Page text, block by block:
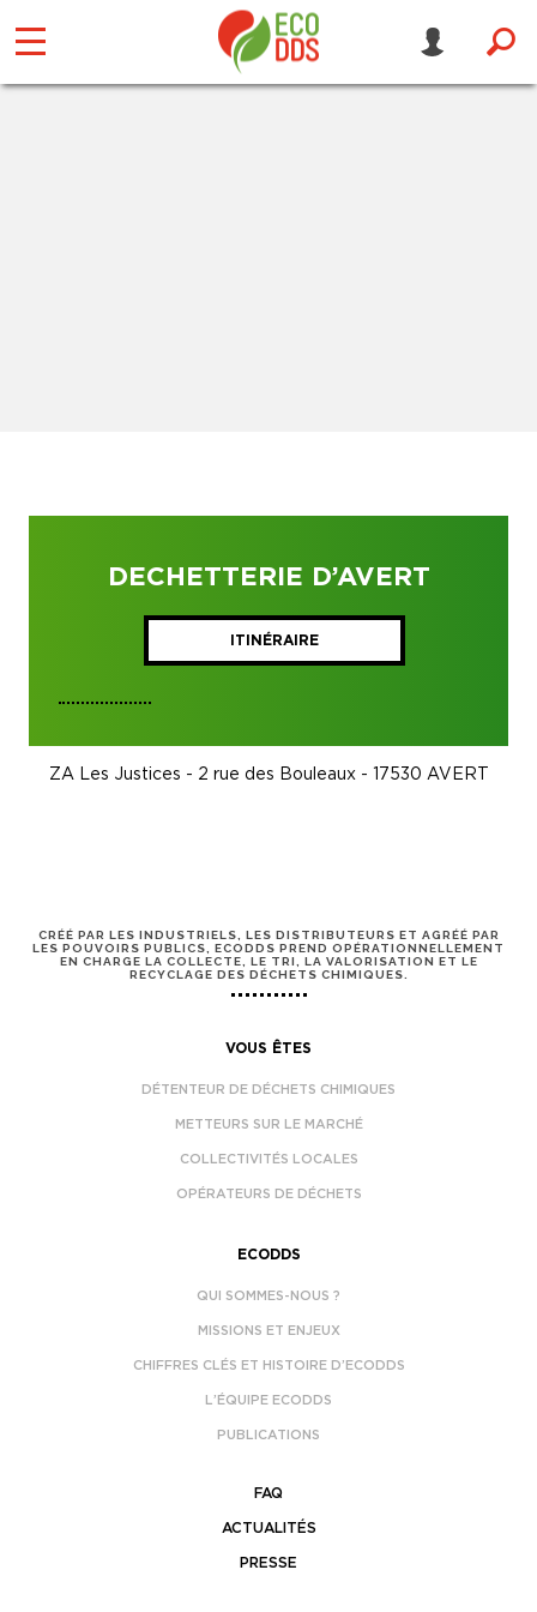
DECHETTERIE D’AVERT
ITINÉRAIRE
ZA Les Justices - 2 rue des Bouleaux - 17530 AVERT
CRÉÉ PAR LES INDUSTRIELS, LES DISTRIBUTEURS ET AGRÉÉ PAR
LES POUVOIRS PUBLICS, ECODDS PREND OPÉRATIONNELLEMENT
EN CHARGE LA COLLECTE, LE TRI, LA VALORISATION ET LE
RECYCLAGE DES DÉCHETS CHIMIQUES.
VOUS ÊTES
DÉTENTEUR DE DÉCHETS CHIMIQUES
METTEURS SUR LE MARCHÉ
COLLECTIVITÉS LOCALES
OPÉRATEURS DE DÉCHETS
ECODDS
QUI SOMMES-NOUS ?
MISSIONS ET ENJEUX
CHIFFRES CLÉS ET HISTOIRE D’ECODDS
L’ÉQUIPE ECODDS
PUBLICATIONS
FAQ
ACTUALITÉS
PRESSE